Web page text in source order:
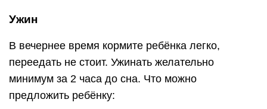
Ужин
В вечернее время кормите ребёнка легко,
переедать не стоит. Ужинать желательно
минимум за 2 часа до сна. Что можно
предложить ребёнку: